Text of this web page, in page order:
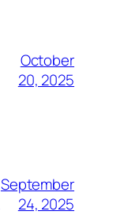
October
20, 2025
September
24, 2025